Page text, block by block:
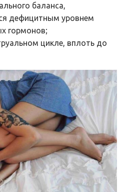
баланса,
дефицитным уровнем
гормонов;
цикле, вплоть до